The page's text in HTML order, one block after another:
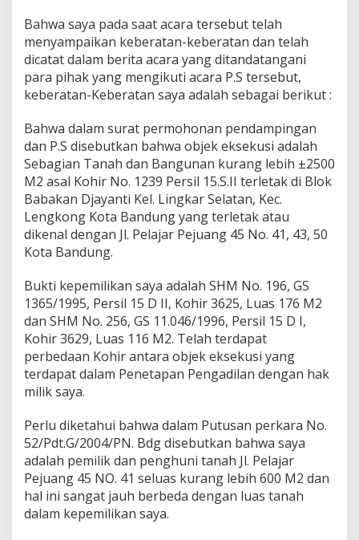
Bahwa saya pada saat acara tersebut telah
menyampaikan keberatan-keberatan dan telah
dicatat dalam berita acara yang ditandatangani
para pihak yang mengikuti acara P.S tersebut,
keberatan-Keberatan saya adalah sebagai berikut :
Bahwa dalam surat permohonan pendampingan
dan P.S disebutkan bahwa objek eksekusi adalah
Sebagian Tanah dan Bangunan kurang lebih ±2500
M2 asal Kohir No. 1239 Persil 15.S.II terletak di Blok
Babakan Djayanti Kel. Lingkar Selatan, Kec.
Lengkong Kota Bandung yang terletak atau
dikenal dengan Jl. Pelajar Pejuang 45 No. 41, 43, 50
Kota Bandung.
Bukti kepemilikan saya adalah SHM No. 196, GS
1365/1995, Persil 15 D II, Kohir 3625, Luas 176 M2
dan SHM No. 256, GS 11.046/1996, Persil 15 D I,
Kohir 3629, Luas 116 M2. Telah terdapat
perbedaan Kohir antara objek eksekusi yang
terdapat dalam Penetapan Pengadilan dengan hak
milik saya.
Perlu diketahui bahwa dalam Putusan perkara No.
52/Pdt.G/2004/PN. Bdg disebutkan bahwa saya
adalah pemilik dan penghuni tanah Jl. Pelajar
Pejuang 45 NO. 41 seluas kurang lebih 600 M2 dan
hal ini sangat jauh berbeda dengan luas tanah
dalam kepemilikan saya.